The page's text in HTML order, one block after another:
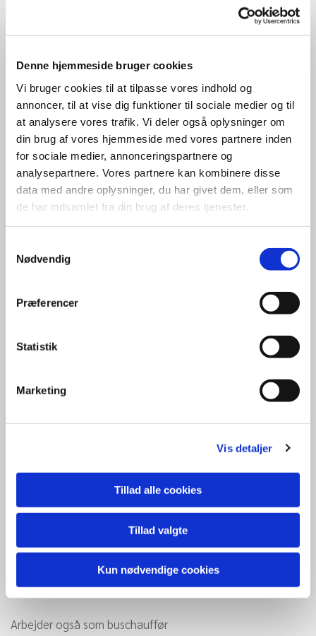
Denne hjemmeside bruger cookies
Vi bruger cookies til at tilpasse vores indhold og
annoncer, til at vise dig funktioner til sociale medier og til
at analysere vores trafik. Vi deler også oplysninger om
din brug af vores hjemmeside med vores partnere inden
for sociale medier, annonceringspartnere og
analysepartnere. Vores partnere kan kombinere disse
data med andre oplysninger, du har givet dem, eller som
de har indsamlet fra din brug af deres tjenester.
Nødvendig
Præferencer
Statistik
Marketing
Vis detaljer
Tillad alle cookies
Tillad valgte
Kun nødvendige cookies
Inga Jørgensen
Har været ansat siden august 2017. Har faste dage i
butikken.
Er rytter, rider konkurrencer, kører med hestevogn, har
katte, hund og erfaring med udstillinger.
Har bred viden om mange ting, men nok stærkest i
hestens røgt og pleje.
Bor idag på en lille gård med hest, hund og kat.
Arbejder også som vikar på et autismecenter.
Lene Refsgaard
Arbejder også som buschauffør